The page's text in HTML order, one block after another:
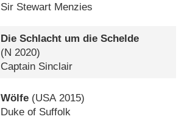
Sir Stewart Menzies
Die Schlacht um die Schelde
(N 2020)
Captain Sinclair
Wölfe (USA 2015)
Duke of Suffolk